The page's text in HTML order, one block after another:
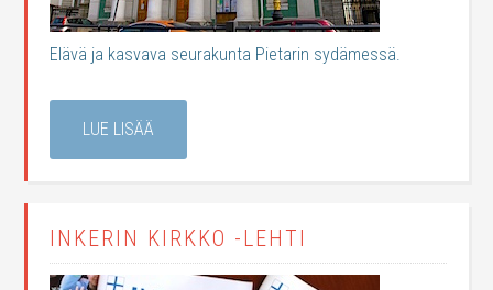
Elävä ja kasvava seurakunta Pietarin sydämessä.
LUE LISÄÄ
INKERIN KIRKKO -LEHTI